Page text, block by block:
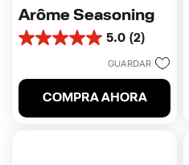
Arôme Seasoning
5.0 (2)
5.0
estrellas.
reseñas
GUARDAR
COMPRA AHORA